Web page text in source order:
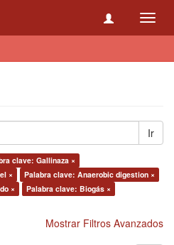
Ir
clave: Gallinaza ×
×
Palabra clave: Anaerobic digestion ×
×
Palabra clave: Biogás ×
Mostrar Filtros Avanzados